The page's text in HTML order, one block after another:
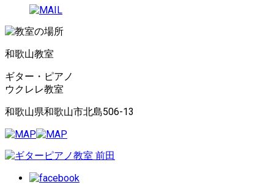
和歌山教室
ギター・ピアノ
ウクレレ教室
和歌山県和歌山市北島506-13